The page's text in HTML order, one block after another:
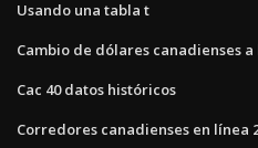
Usando una tabla t
Cambio de dólares canadienses
Cac 40 datos históricos
Corredores canadienses en línea